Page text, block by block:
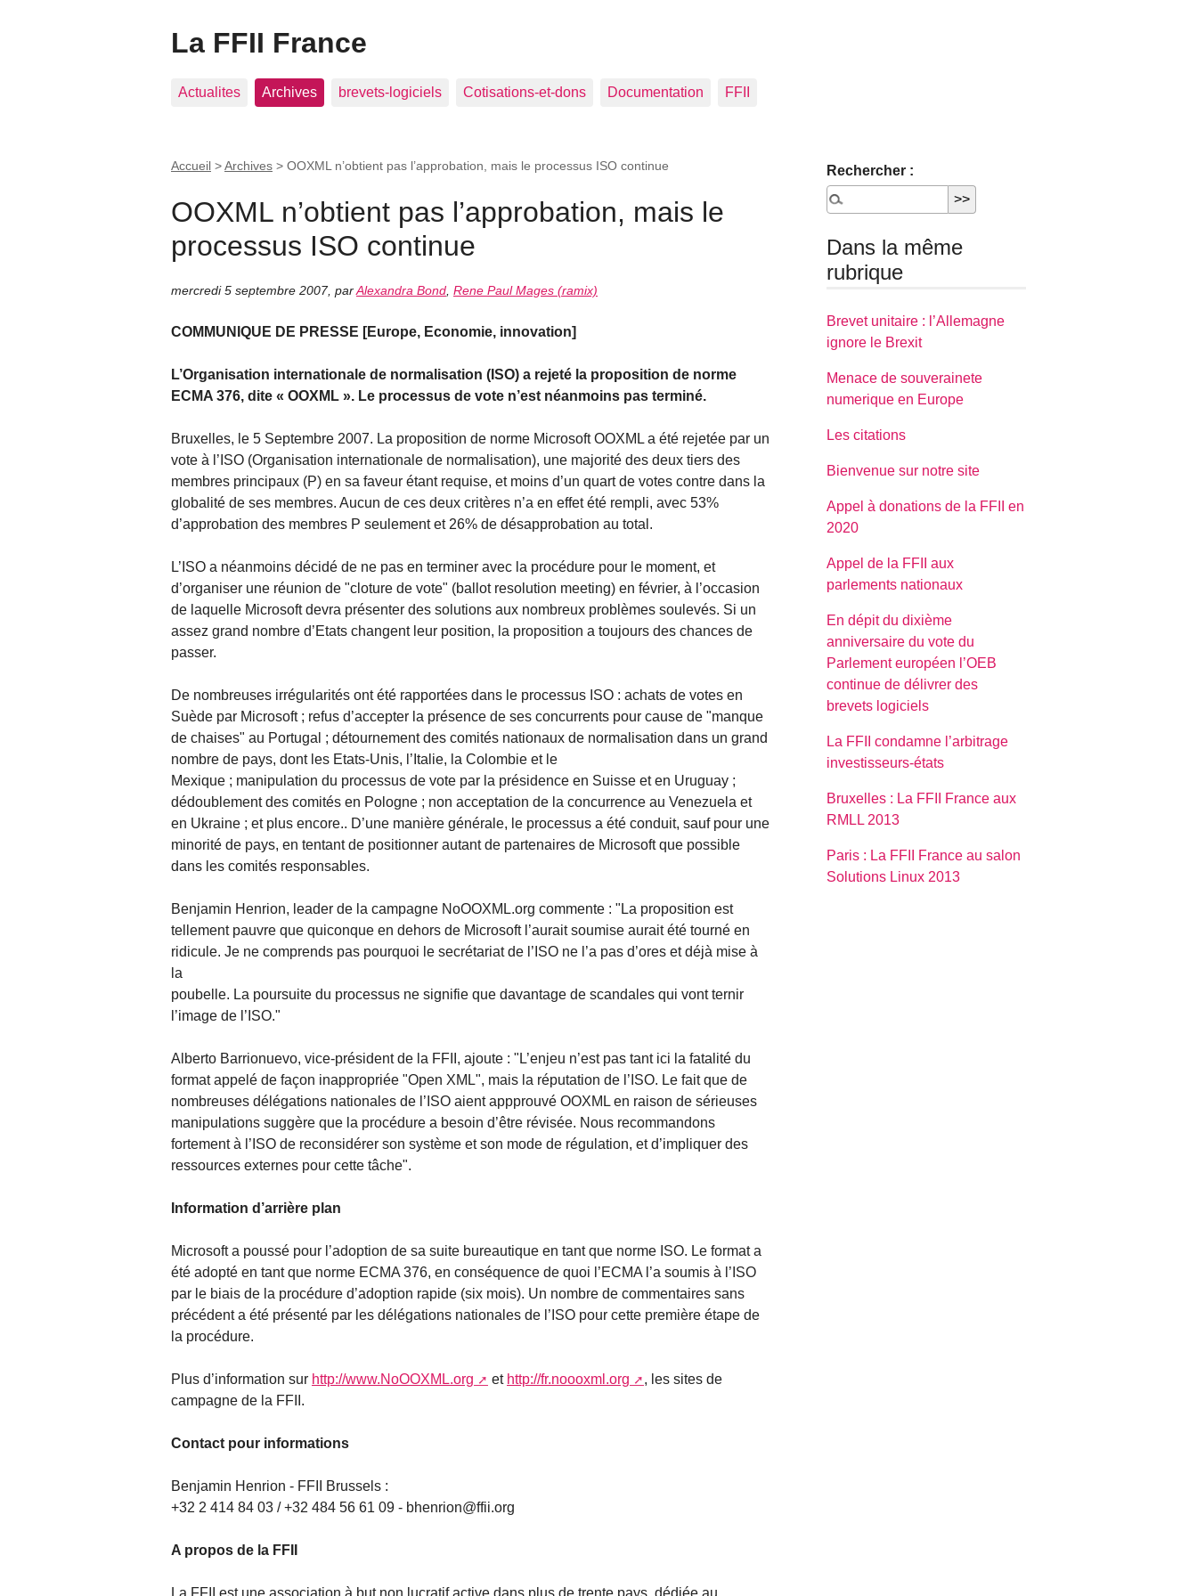
La FFII France
Actualites Archives brevets-logiciels Cotisations-et-dons Documentation FFII
Accueil >Archives > OOXML n’obtient pas l’approbation, mais le processus ISO continue
OOXML n’obtient pas l’approbation, mais le
processus ISO continue
mercredi 5 septembre 2007, parAlexandra Bond Rene Paul Mages (ramix)
COMMUNIQUE DE PRESSE [Europe, Economie, innovation]
L’Organisation internationale de normalisation (ISO) a rejeté la proposition de norme
ECMA 376, dite « OOXML ». Le processus de vote n’est néanmoins pas terminé.
Bruxelles, le 5 Septembre 2007. La proposition de norme Microsoft OOXML a été rejetée par un
vote à l’ISO (Organisation internationale de normalisation), une majorité des deux tiers des
membres principaux (P) en sa faveur étant requise, et moins d’un quart de votes contre dans la
globalité de ses membres. Aucun de ces deux critères n’a en effet été rempli, avec 53%
d’approbation des membres P seulement et 26% de désapprobation au total.
L’ISO a néanmoins décidé de ne pas en terminer avec la procédure pour le moment, et
d’organiser une réunion de "cloture de vote" (ballot resolution meeting) en février, à l’occasion
de laquelle Microsoft devra présenter des solutions aux nombreux problèmes soulevés. Si un
assez grand nombre d’Etats changent leur position, la proposition a toujours des chances de
passer.
De nombreuses irrégularités ont été rapportées dans le processus ISO : achats de votes en
Suède par Microsoft ; refus d’accepter la présence de ses concurrents pour cause de "manque
de chaises" au Portugal ; détournement des comités nationaux de normalisation dans un grand
nombre de pays, dont les Etats-Unis, l’Italie, la Colombie et le
Mexique ; manipulation du processus de vote par la présidence en Suisse et en Uruguay ;
dédoublement des comités en Pologne ; non acceptation de la concurrence au Venezuela et
en Ukraine ; et plus encore.. D’une manière générale, le processus a été conduit, sauf pour une
minorité de pays, en tentant de positionner autant de partenaires de Microsoft que possible
dans les comités responsables.
Benjamin Henrion, leader de la campagne NoOOXML.org commente : "La proposition est
tellement pauvre que quiconque en dehors de Microsoft l’aurait soumise aurait été tourné en
ridicule. Je ne comprends pas pourquoi le secrétariat de l’ISO ne l’a pas d’ores et déjà mise à
la
poubelle. La poursuite du processus ne signifie que davantage de scandales qui vont ternir
l’image de l’ISO."
Alberto Barrionuevo, vice-président de la FFII, ajoute : "L’enjeu n’est pas tant ici la fatalité du
format appelé de façon inappropriée "Open XML", mais la réputation de l’ISO. Le fait que de
nombreuses délégations nationales de l’ISO aient appprouvé OOXML en raison de sérieuses
manipulations suggère que la procédure a besoin d’être révisée. Nous recommandons
fortement à l’ISO de reconsidérer son système et son mode de régulation, et d’impliquer des
ressources externes pour cette tâche".
Information d’arrière plan
Microsoft a poussé pour l’adoption de sa suite bureautique en tant que norme ISO. Le format a
été adopté en tant que norme ECMA 376, en conséquence de quoi l’ECMA l’a soumis à l’ISO
par le biais de la procédure d’adoption rapide (six mois). Un nombre de commentaires sans
précédent a été présenté par les délégations nationales de l’ISO pour cette première étape de
la procédure.
Plus d’information sur http://www.NoOOXML.org et http://fr.noooxml.org
, les sites de
campagne de la FFII.
Contact pour informations
Benjamin Henrion - FFII Brussels :
+32 2 414 84 03 / +32 484 56 61 09 - bhenrion@ffii.org
A propos de la FFII
Rechercher :
Dans la même
rubrique
Brevet unitaire : l’Allemagne
ignore le Brexit
Menace de souverainete
numerique en Europe
Les citations
Bienvenue sur notre site
Appel à donations de la FFII en
2020
Appel de la FFII aux
parlements nationaux
En dépit du dixième
anniversaire du vote du
Parlement européen l’OEB
continue de délivrer des
brevets logiciels
La FFII condamne l’arbitrage
investisseurs-états
Bruxelles : La FFII France aux
RMLL 2013
Paris : La FFII France au salon
Solutions Linux 2013